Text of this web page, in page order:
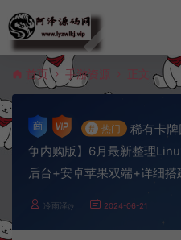
首页 手游资源 正文
# 热门
稀有卡
争内购版】6月最新整理
后台+安卓苹果双端+详细
冷雨泽ღ 2024-06-21